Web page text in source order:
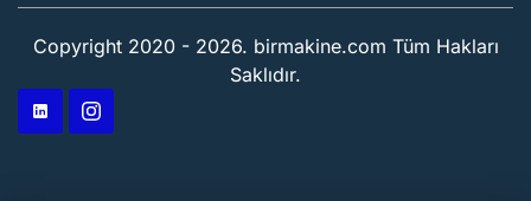
Copyright 2020 - 2026. birmakine.com Tüm Hakları
Saklıdır.